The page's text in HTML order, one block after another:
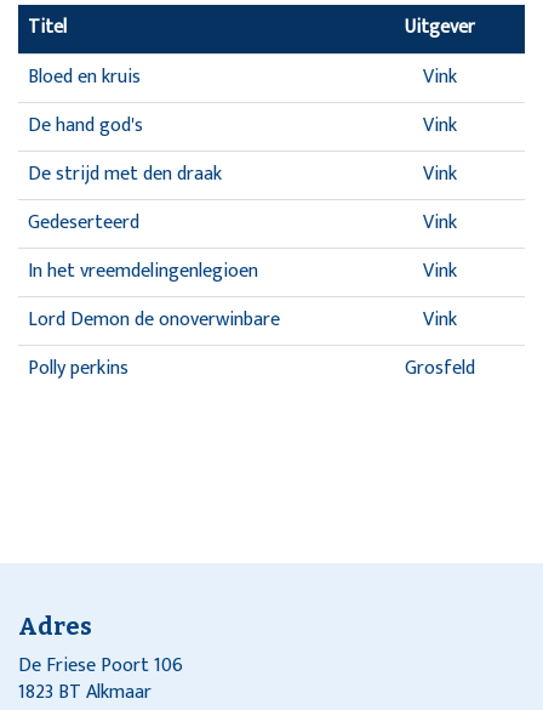
Titel
Uitgever
Bloed en kruis
Vink
De hand god's
Vink
De strijd met den draak
Vink
Gedeserteerd
Vink
In het vreemdelingenlegioen
Vink
Lord Demon de onoverwinbare
Vink
Polly perkins
Grosfeld
Adres
De Friese Poort 106
1823 BT Alkmaar